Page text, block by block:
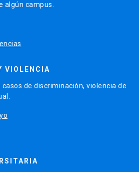
algún campus.
VIOLENCIA
de discriminación, violencia de